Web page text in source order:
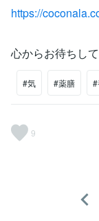
https://
心からお待ちし
#気 #薬膳
9